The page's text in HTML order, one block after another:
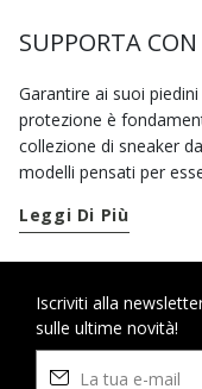
SUPPORTA
Garantire ai suoi
protezione è
collezione di sneaker
modelli pensati per
contare sulle nostre
garantiscono al tuo
merita.
Se cerchi un paio di
giornate di pioggia,
Leggi Di Più
Iscriviti alla
sulle ultime novità!